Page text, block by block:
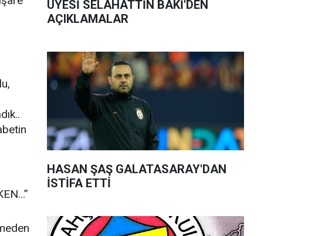
ÜYESİ SELAHATTİN BAKİ'DEN
AÇIKLAMALAR
HASAN ŞAŞ GALATASARAY'DAN
İSTİFA ETTİ